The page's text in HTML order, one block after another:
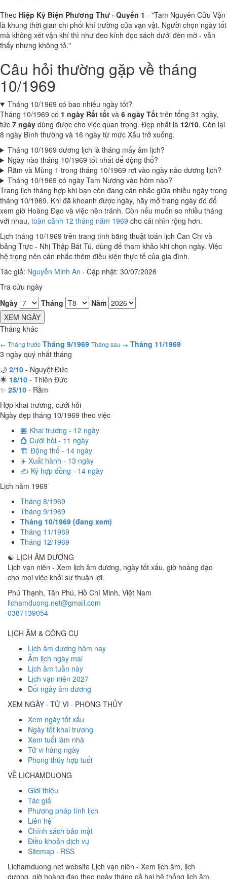
Theo Hiệp Kỷ Biện Phương Thư · Quyển 1 - "Tam Nguyên Cửu Vận
là khung thời gian chi phối khí trường của vạn vật. Người chọn ngày tốt
mà không xét vận khí thì như đeo kính đọc sách dưới đèn mờ - vẫn
thấy nhưng không tỏ."
Câu hỏi thường gặp về tháng
10/1969
Tháng 10/1969 có bao nhiêu ngày tốt?
Tháng 10/1969 có 1 ngày Rất tốt và 6 ngày Tốt trên tổng 31 ngày,
tức 7 ngày dùng được cho việc quan trọng. Đẹp nhất là 12/10. Còn lại
8 ngày Bình thường và 16 ngày từ mức Xấu trở xuống.
Tháng 10/1969 dương lịch là tháng mấy âm lịch?
Ngày nào tháng 10/1969 tốt nhất để động thổ?
Rằm và Mùng 1 trong tháng 10/1969 rơi vào ngày nào dương lịch?
Tháng 10/1969 có ngày Tam Nương vào hôm nào?
Trang lịch tháng hợp khi bạn còn đang cân nhắc giữa nhiều ngày trong
tháng 10/1969. Khi đã khoanh được ngày, hãy mở trang ngày đó để
xem giờ Hoàng Đạo và việc nên tránh. Còn nếu muốn so nhiều tháng
với nhau, toàn cảnh 12 tháng năm 1969 cho cái nhìn rộng hơn.
Lịch tháng 10/1969 trên trang tính bằng thuật toán lịch Can Chi và
bảng Trực - Nhị Thập Bát Tú, dùng để tham khảo khi chọn ngày. Việc
hệ trọng nên cân nhắc thêm điều kiện thực tế của gia đình.
Tác giả: Nguyễn Minh An · Cập nhật: 30/07/2026
Tra cứu ngày
Ngày
Tháng
Năm
XEM NGÀY
Tháng khác
← Tháng trước Tháng 9/1969 Tháng sau → Tháng 11/1969
3 ngày quý nhất tháng
🌙 2/10 - Nguyệt Đức
🌟 18/10 - Thiên Đức
✨ 25/10 - Rằm
Hợp khai trương, cưới hỏi
Ngày đẹp tháng 10/1969 theo việc
🏪 Khai trương - 12 ngày
💍 Cưới hỏi - 11 ngày
🏗️ Động thổ - 14 ngày
✈️ Xuất hành - 13 ngày
✍️ Ký hợp đồng - 14 ngày
Lịch năm 1969
Tháng 8/1969
Tháng 9/1969
Tháng 10/1969 (đang xem)
Tháng 11/1969
Tháng 12/1969
☯ LỊCH ÂM DƯƠNG
Lịch vạn niên - Xem lịch âm dương, ngày tốt xấu, giờ hoàng đạo
cho mọi việc khởi sự thuận lợi.
Phú Thạnh, Tân Phú, Hồ Chí Minh, Việt Nam
lichamduong.net@gmail.com
0387139054
LỊCH ÂM & CÔNG CỤ
Lịch âm dương hôm nay
Âm lịch ngày mai
Lịch âm tuần này
Lịch vạn niên 2027
Đổi ngày âm dương
XEM NGÀY · TỬ VI · PHONG THỦY
Xem ngày tốt xấu
Ngày tốt khai trương
Xem tuổi làm nhà
Tử vi hàng ngày
Phong thủy hợp tuổi
VỀ LICHAMDUONG
Giới thiệu
Tác giả
Phương pháp tính lịch
Liên hệ
Chính sách bảo mật
Điều khoản dịch vụ
Sitemap · RSS
Lichamduong.net website Lịch vạn niên - Xem lịch âm, lịch
dương, giờ hoàng đạo theo ngày tháng cả hai hệ thống lịch âm,